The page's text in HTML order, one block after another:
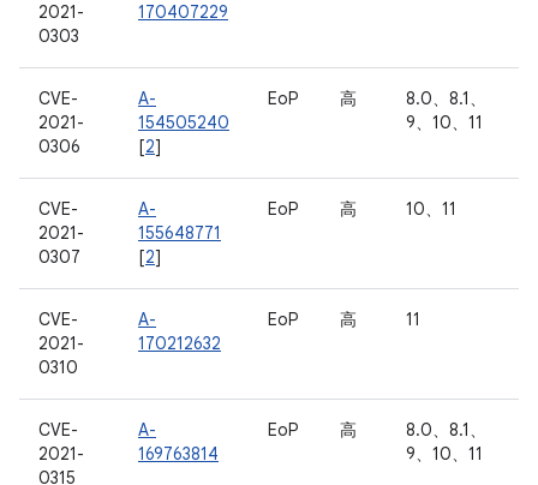
2021-
0303
170407229
CVE-
2021-
0306
A-
154505240
[2]
EoP 高
8.0、8.1、
9、10、11
CVE-
2021-
0307
A-
155648771
[2]
EoP 高 10、11
CVE-
2021-
0310
A-
170212632
EoP 高 11
CVE-
2021-
0315
A-
169763814
EoP 高
8.0、8.1、
9、10、11